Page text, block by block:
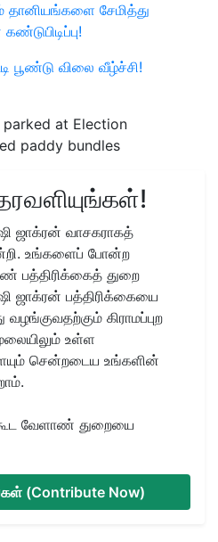
தானியங்களை சேமித்து
பூண்டு விலை வீழ்ச்சி!
parked at Election
paddy bundles
ஜாக்ரன் வாசகராகத்
உங்களைப் போன்ற
பத்திரிக்கைத் துறை
ஜாக்ரன் பத்திரிக்கையை
கிராமப்புற
உள்ள
சென்றடைய உங்களின்
கூட வேளாண் துறையை
(Contribute Now)